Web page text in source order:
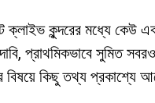
ক্লাইভ কুন্দরের মধ্যে
প্রাথমিকভাবে সুমিত
বিষয়ে কিছু তথ্য